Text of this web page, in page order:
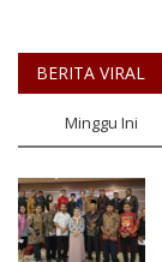
BERITA VIRAL
Minggu Ini